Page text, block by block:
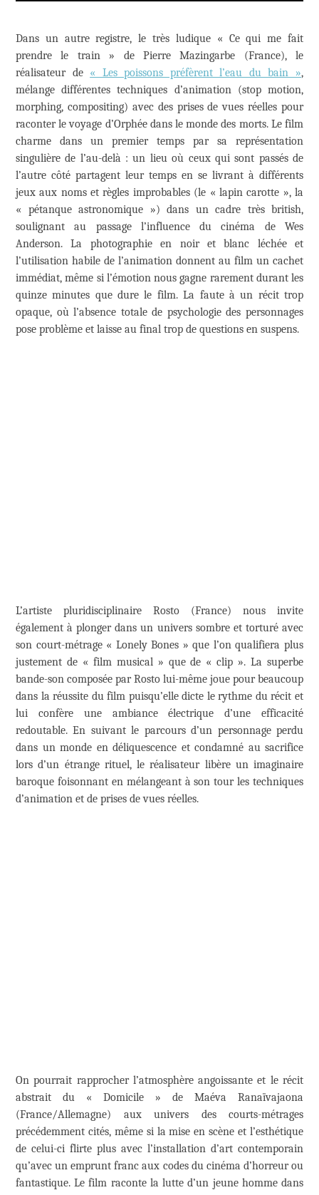
Dans un autre registre, le très ludique « Ce qui me fait
prendre le train » de Pierre Mazingarbe (France), le
réalisateur de « Les poissons préfèrent l’eau du bain »,
mélange différentes techniques d’animation (stop motion,
morphing, compositing) avec des prises de vues réelles pour
raconter le voyage d’Orphée dans le monde des morts. Le film
charme dans un premier temps par sa représentation
singulière de l’au-delà : un lieu où ceux qui sont passés de
l’autre côté partagent leur temps en se livrant à différents
jeux aux noms et règles improbables (le « lapin carotte », la
« pétanque astronomique ») dans un cadre très british,
soulignant au passage l’influence du cinéma de Wes
Anderson. La photographie en noir et blanc léchée et
l’utilisation habile de l’animation donnent au film un cachet
immédiat, même si l’émotion nous gagne rarement durant les
quinze minutes que dure le film. La faute à un récit trop
opaque, où l’absence totale de psychologie des personnages
pose problème et laisse au final trop de questions en suspens.
L’artiste pluridisciplinaire Rosto (France) nous invite
également à plonger dans un univers sombre et torturé avec
son court-métrage « Lonely Bones » que l’on qualifiera plus
justement de « film musical » que de « clip ». La superbe
bande-son composée par Rosto lui-même joue pour beaucoup
dans la réussite du film puisqu’elle dicte le rythme du récit et
lui confère une ambiance électrique d’une efficacité
redoutable. En suivant le parcours d’un personnage perdu
dans un monde en déliquescence et condamné au sacrifice
lors d’un étrange rituel, le réalisateur libère un imaginaire
baroque foisonnant en mélangeant à son tour les techniques
d’animation et de prises de vues réelles.
On pourrait rapprocher l’atmosphère angoissante et le récit
abstrait du « Domicile » de Maéva Ranaïvajaona
(France/Allemagne) aux univers des courts-métrages
précédemment cités, même si la mise en scène et l’esthétique
de celui-ci flirte plus avec l’installation d’art contemporain
qu’avec un emprunt franc aux codes du cinéma d’horreur ou
fantastique. Le film raconte la lutte d’un jeune homme dans